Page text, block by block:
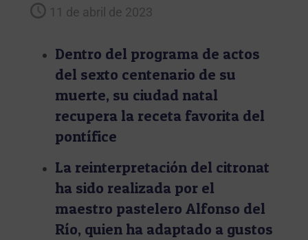
11 de abril de 2023
Dentro del programa de actos
del sexto centenario de su
muerte, su ciudad natal
recupera la receta favorita del
pontífice
La reinterpretación del citronat
ha sido realizada por el
maestro pastelero Alfonso del
Río, quien ha adaptado a gustos